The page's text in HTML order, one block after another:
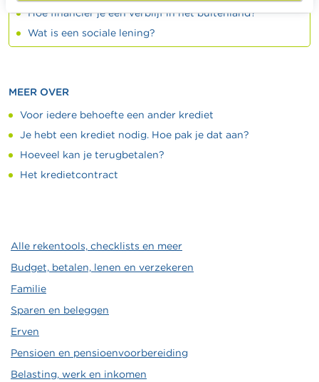
Hoe financier je een verblijf in het buitenland?
Wat is een sociale lening?
MEER OVER
Voor iedere behoefte een ander krediet
Je hebt een krediet nodig. Hoe pak je dat aan?
Hoeveel kan je terugbetalen?
Het kredietcontract
Alle rekentools, checklists en meer
Budget, betalen, lenen en verzekeren
Familie
Sparen en beleggen
Erven
Pensioen en pensioenvoorbereiding
Belasting, werk en inkomen